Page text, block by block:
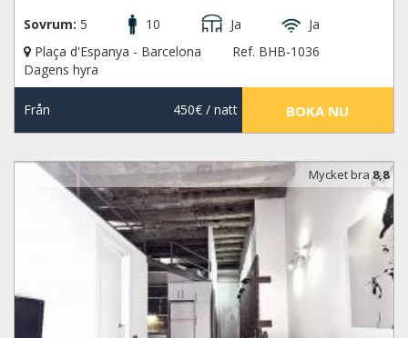
Sovrum: 5 10 Ja
Ja
Plaça d'Espanya - Barcelona
Ref. BHB-1036
Dagens hyra
Från 450€/ natt BOKA NU
Mycket bra8,8